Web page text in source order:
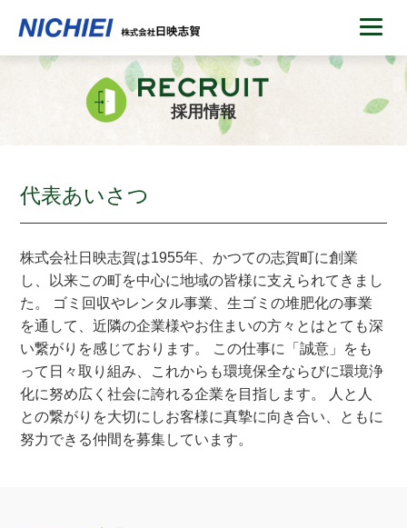
採用情報
代表あいさつ
株式会社日映志賀は1955年、かつての志賀町に創業
し、以来この町を中心に地域の皆様に支えられてきまし
た。 ゴミ回収やレンタル事業、生ゴミの堆肥化の事業
を通して、近隣の企業様やお住まいの方々とはとても深
い繋がりを感じております。 この仕事に「誠意」をも
って日々取り組み、これからも環境保全ならびに環境浄
化に努め広く社会に誇れる企業を目指します。 人と人
との繋がりを大切にしお客様に真摯に向き合い、ともに
努力できる仲間を募集しています。